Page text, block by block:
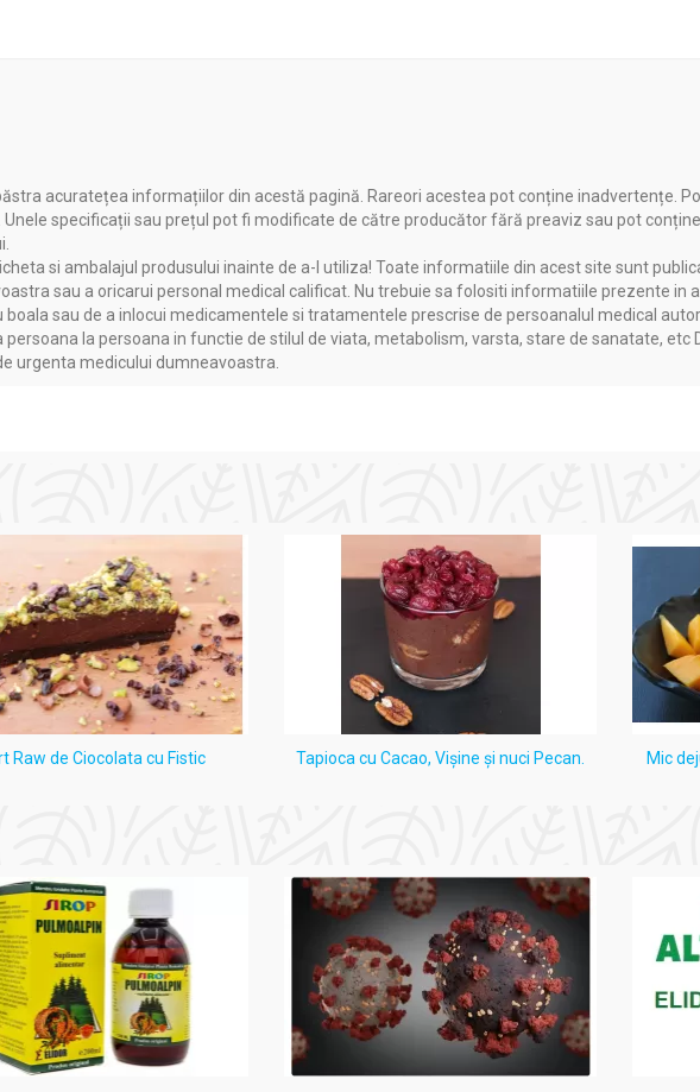
acuratețea informațiilor din acestă pagină. Rareori acestea pot conține inadvertențe.
specificații sau prețul pot fi modificate de către producător fără preaviz sau pot
si ambalajul produsului inainte de a-l utiliza! Toate informatiile din acest site sunt
sau a oricarui personal medical calificat. Nu trebuie sa folositi informatiile prezente in
sau de a inlocui medicamentele si tratamentele prescrise de persoanalul medical
la persoana in functie de stilul de viata, metabolism, varsta, stare de sanatate, etc
urgenta medicului dumneavoastra.
Raw de Ciocolata cu Fistic Tapioca cu Cacao, Vişine şi nuci Pecan.
Mic